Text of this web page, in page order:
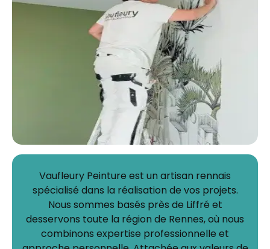
Vaufleury Peinture est un artisan rennais
spécialisé dans la réalisation de vos projets.
Nous sommes basés près de Liffré et
desservons toute la région de Rennes, où nous
combinons expertise professionnelle et